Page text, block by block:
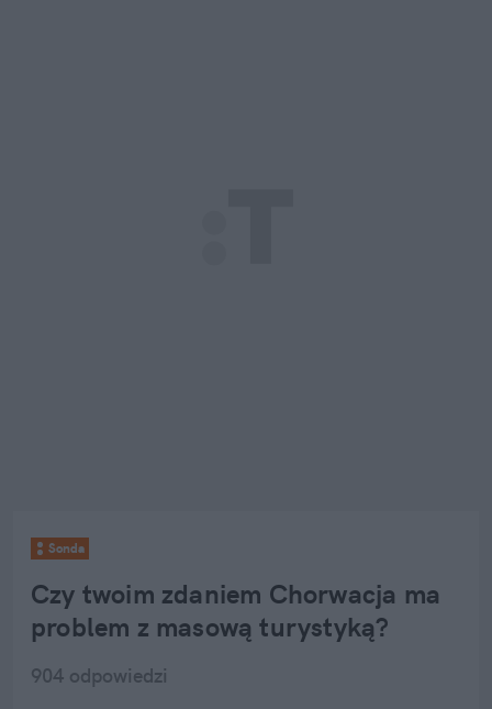
Sonda
Czy twoim zdaniem Chorwacja ma
problem z masową turystyką?
904 odpowiedzi